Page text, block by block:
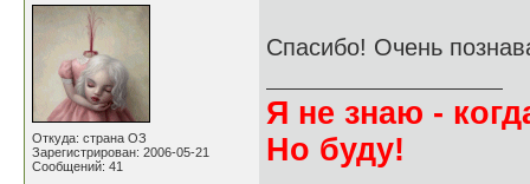
Откуда: страна ОЗ
Зарегистрирован: 2006-05-21
Сообщений: 41
Спасибо! Очень
Я не знаю -
Но буду!